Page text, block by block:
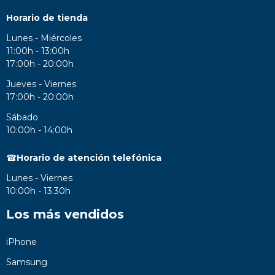
Horario de tienda
Lunes - Miércoles
11:00h - 13:00h
17:00h - 20:00h
Jueves - Viernes
17:00h - 20:00h
Sábado
10:00h - 14:00h
☎Horario de atención telefónica
Lunes - Viernes
10:00h - 13:30h
Los más vendidos
iPhone
Samsung